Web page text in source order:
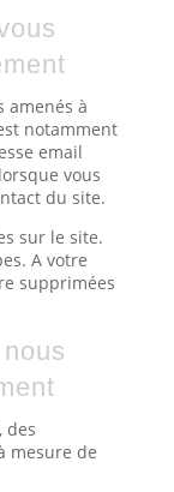
amenés à
notamment
email
vous
du site.
sur le site.
A votre
supprimées
des
mesure de